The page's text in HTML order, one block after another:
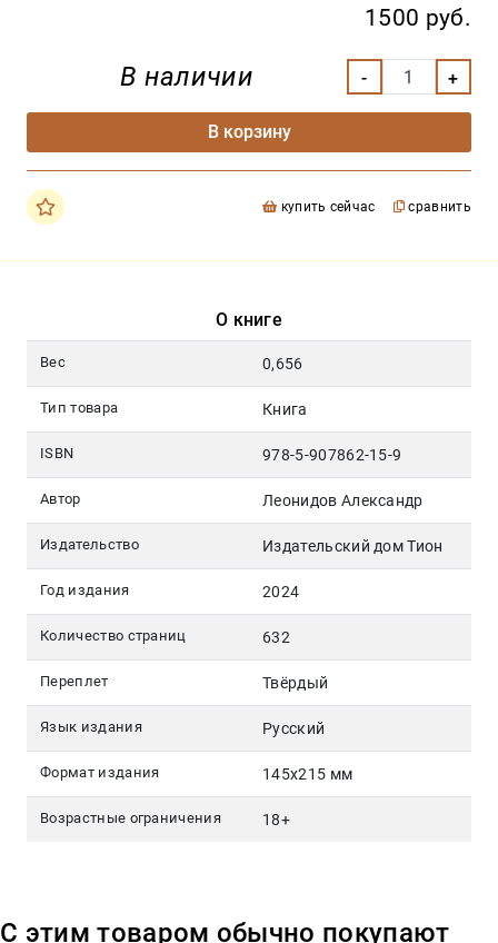
1500 руб.
В наличии
В корзину
купить сейчас сравнить
О книге
Вес 0,656
Тип товара Книга
ISBN 978-5-907862-15-9
Автор Леонидов Александр
Издательство Издательский дом Тион
Год издания 2024
Количество страниц 632
Переплет Твёрдый
Язык издания Русский
Формат издания 145x215 мм
Возрастные ограничения 18+
С этим товаром обычно покупают